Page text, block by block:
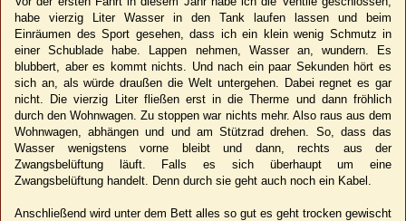
habe vierzig Liter Wasser in den Tank laufen lassen und beim
Einräumen des Sport gesehen, dass ich ein klein wenig Schmutz in
einer Schublade habe. Lappen nehmen, Wasser an, wundern. Es
blubbert, aber es kommt nichts. Und nach ein paar Sekunden hört es
sich an, als würde draußen die Welt untergehen. Dabei regnet es gar
nicht. Die vierzig Liter fließen erst in die Therme und dann fröhlich
durch den Wohnwagen. Zu stoppen war nichts mehr. Also raus aus dem
Wohnwagen, abhängen und und am Stützrad drehen. So, dass das
Wasser wenigstens vorne bleibt und dann, rechts aus der
Zwangsbelüftung läuft. Falls es sich überhaupt um eine
Zwangsbelüftung handelt. Denn durch sie geht auch noch ein Kabel.
Anschließend wird unter dem Bett alles so gut es geht trocken gewischt